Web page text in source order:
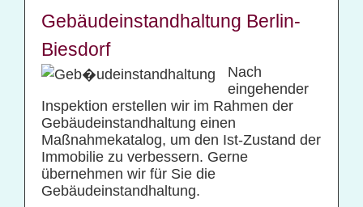
Gebäudeinstandhaltung Berlin-
Biesdorf
Nach
eingehender
Inspektion erstellen wir im Rahmen der
Gebäudeinstandhaltung einen
Maßnahmekatalog, um den Ist-Zustand der
Immobilie zu verbessern. Gerne
übernehmen wir für Sie die
Gebäudeinstandhaltung.